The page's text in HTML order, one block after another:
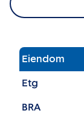
Eiendom
Etg
BRA